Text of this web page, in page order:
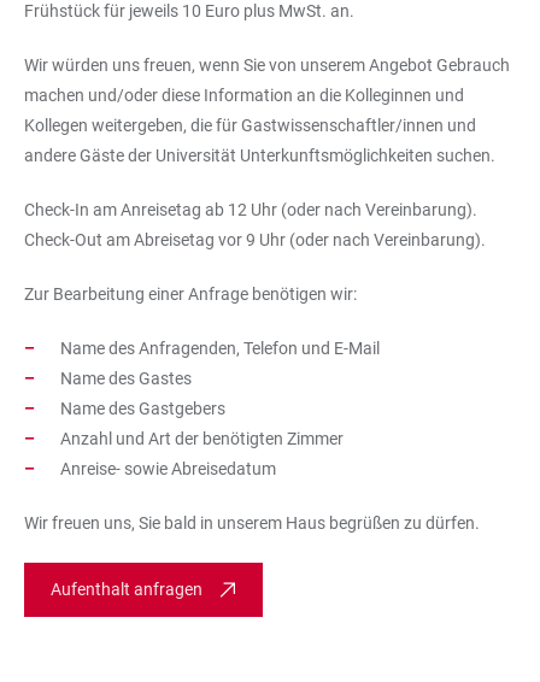
Frühstück für jeweils 10 Euro plus MwSt. an.
Wir würden uns freuen, wenn Sie von unserem Angebot Gebrauch
machen und/oder diese Information an die Kolleginnen und
Kollegen weitergeben, die für Gastwissenschaftler/innen und
andere Gäste der Universität Unterkunftsmöglichkeiten suchen.
Check-In am Anreisetag ab 12 Uhr (oder nach Vereinbarung).
Check-Out am Abreisetag vor 9 Uhr (oder nach Vereinbarung).
Zur Bearbeitung einer Anfrage benötigen wir:
Name des Anfragenden, Telefon und E-Mail
Name des Gastes
Name des Gastgebers
Anzahl und Art der benötigten Zimmer
Anreise- sowie Abreisedatum
Wir freuen uns, Sie bald in unserem Haus begrüßen zu dürfen.
Aufenthalt anfragen